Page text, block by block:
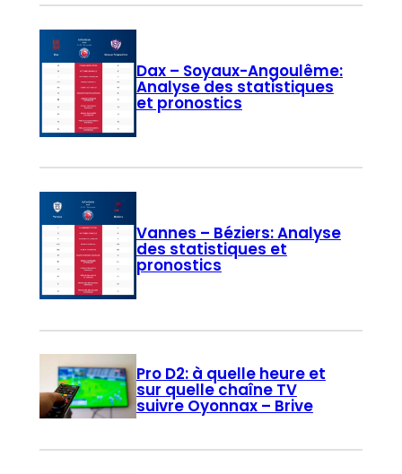
Dax – Soyaux-Angoulême:
Analyse des statistiques
et pronostics
Vannes – Béziers: Analyse
des statistiques et
pronostics
Pro D2: à quelle heure et
sur quelle chaîne TV
suivre Oyonnax – Brive